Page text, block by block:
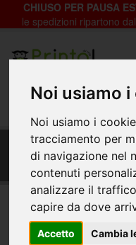
Noi usiamo
Noi usiamo i
tracciamento per
di navigazione nel
contenuti
analizzare il
capire da dove
Accetto Cambia
CHIUSO PER PAUSA
le spedizioni ripartono
Fondale
Nat-004_Palline di
grigio
Home
Decorazioni
Fondali Vetrine